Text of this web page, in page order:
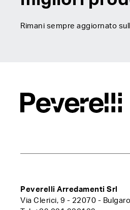
Rimani sempre aggiornato
Peverelli Arredamenti Srl
Via Clerici, 9 - 22070 -